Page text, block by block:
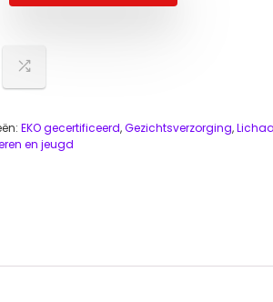
EKO gecertificeerd,Gezichtsverzorging,
en jeugd